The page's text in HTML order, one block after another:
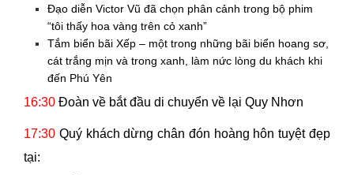
Đạo diễn Victor Vũ đã chọn phân cảnh trong bộ phim
“tôi thấy hoa vàng trên cỏ xanh”
Tắm biển bãi Xếp – một trong những bãi biển hoang sơ,
cát trắng mịn và trong xanh, làm nức lòng du khách khi
đến Phú Yên
16:30 Đoàn về bắt đầu di chuyển về lại Quy Nhơn
17:30 Quý khách dừng chân đón hoàng hôn tuyệt đẹp
tại: